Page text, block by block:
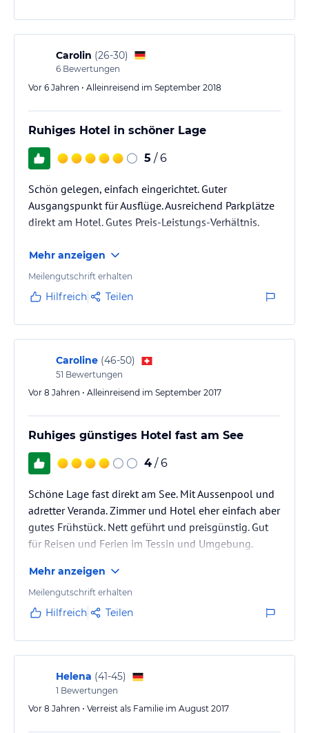
Carolin (26-30)
6 Bewertungen
Vor 6 Jahren • Alleinreisend im September 2018
Ruhiges Hotel in schöner Lage
5 / 6
Schön gelegen, einfach eingerichtet. Guter
Ausgangspunkt für Ausflüge. Ausreichend Parkplätze
direkt am Hotel. Gutes Preis-Leistungs-Verhältnis.
Mehr anzeigen
Meilengutschrift erhalten
Hilfreich Teilen
Caroline (46-50)
51 Bewertungen
Vor 8 Jahren • Alleinreisend im September 2017
Ruhiges günstiges Hotel fast am See
4 / 6
Schöne Lage fast direkt am See. Mit Aussenpool und
adretter Veranda. Zimmer und Hotel eher einfach aber
gutes Frühstück. Nett geführt und preisgünstig. Gut
für Reisen und Ferien im Tessin und Umgebung.
Mehr anzeigen
Meilengutschrift erhalten
Hilfreich Teilen
Helena (41-45)
1 Bewertungen
Vor 8 Jahren • Verreist als Familie im August 2017